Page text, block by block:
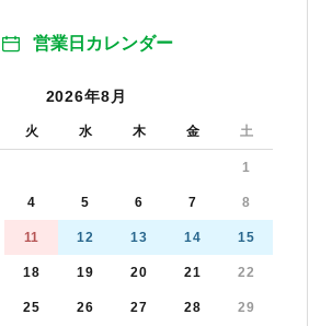
営業日カレンダー
2026年8月
火 水 木 金 土
1
4 5 6 7 8
11 12 13 14 15
18 19 20 21 22
25 26 27 28 29